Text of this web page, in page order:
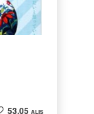
53.05 ALIS